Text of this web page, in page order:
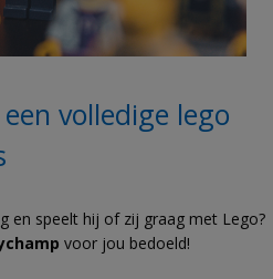
volledige lego
en speelt hij of zij graag met Lego?
voor jou bedoeld!